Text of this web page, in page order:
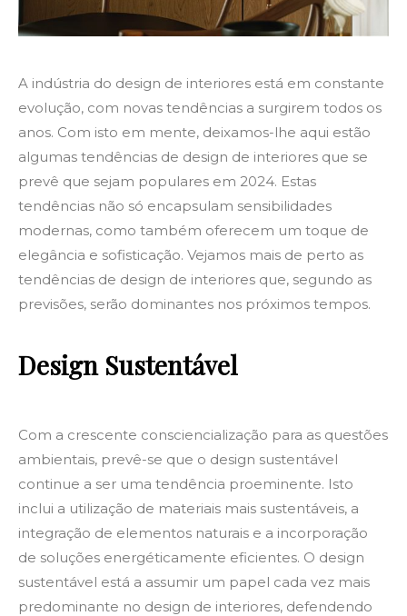
A indústria do design de interiores está em constante
evolução, com novas tendências a surgirem todos os
anos. Com isto em mente, deixamos-lhe aqui estão
algumas tendências de design de interiores que se
prevê que sejam populares em 2024. Estas
tendências não só encapsulam sensibilidades
modernas, como também oferecem um toque de
elegância e sofisticação. Vejamos mais de perto as
tendências de design de interiores que, segundo as
previsões, serão dominantes nos próximos tempos.
Design Sustentável
Com a crescente consciencialização para as questões
ambientais, prevê-se que o design sustentável
continue a ser uma tendência proeminente. Isto
inclui a utilização de materiais mais sustentáveis, a
integração de elementos naturais e a incorporação
de soluções energéticamente eficientes. O design
sustentável está a assumir um papel cada vez mais
predominante no design de interiores, defendendo